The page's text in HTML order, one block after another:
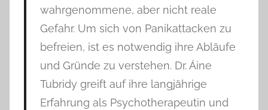
wahrgenommene, aber nicht reale
Gefahr. Um sich von Panikattacken zu
befreien, ist es notwendig ihre Abläufe
und Gründe zu verstehen. Dr. Áine
Tubridy greift auf ihre langjährige
Erfahrung als Psychotherapeutin und